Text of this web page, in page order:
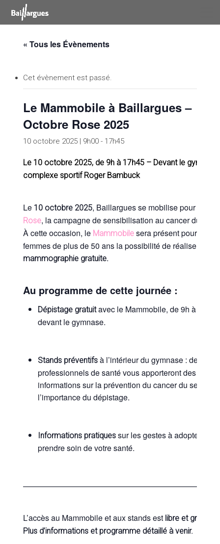
main
« Tous les Évènements
Cet évènement est passé.
Le Mammobile à Baillargues –
Octobre Rose 2025
10 octobre 2025 | 9h00- 17h45
Le 10 octobre 2025, de 9h à 17h45 – Devant le
complexe sportif Roger Bambuck
Le 10 octobre 2025, Baillargues se mobilise pour
Rose, la campagne de sensibilisation au cancer du sein.
À cette occasion, le Mammobilesera présent pour offrir
femmes de plus de 50 ans la possibilité de réaliser une
mammographie gratuite.
Au programme de cette journée :
Dépistage gratuitavec le Mammobile, de 9h à
devant le gymnase.
Stands préventifsà l’intérieur du gymnase : des
professionnels de santé vous apporteront des
informations sur la prévention du cancer du sein et
l’importance du dépistage.
Informations pratiquessur les gestes à adopter pour
prendre soin de votre santé.
L’accès au Mammobile et aux stands est libre et gratuit
Plus d’informations et programme détaillé à venir.